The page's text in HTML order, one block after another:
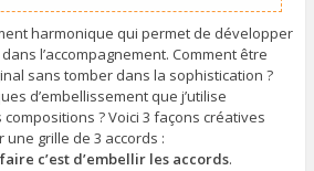
harmonique qui permet de développer
l’accompagnement. Comment être
sans tomber dans la sophistication ?
d’embellissement que j’utilise
? Voici 3 façons créatives
une grille de 3 accords :
c’est d’embellir les accords.